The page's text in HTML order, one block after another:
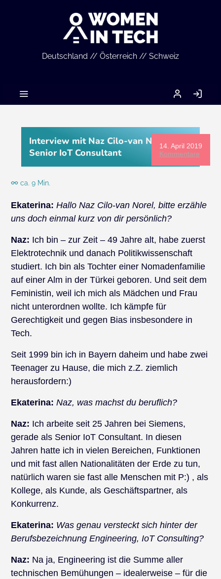
Deutschland // Österreich // Schweiz
MEIN
ACCOUNT
14. April 2019
Kommentare
Interview mit Naz Cilo-van Norel,
Senior IoT Consultant
ca. 9 Min.
Ekaterina: Hallo Naz Cilo-van Norel, bitte erzähle
uns doch einmal kurz von dir persönlich?
Naz: Ich bin – zur Zeit – 49 Jahre alt, habe zuerst
Elektrotechnik und danach Politikwissenschaft
studiert. Ich bin als Tochter einer Nomadenfamilie
auf einer Alm in der Türkei geboren. Und seit dem
Feministin, weil ich mich als Mädchen und Frau
nicht unterordnen wollte. Ich kämpfe für
Gerechtigkeit und gegen Bias insbesondere in
Tech.
Seit 1999 bin ich in Bayern daheim und habe zwei
Teenager zu Hause, die mich z.Z. ziemlich
herausfordern:)
Ekaterina: Naz, was machst du beruflich?
Naz: Ich arbeite seit 25 Jahren bei Siemens,
gerade als Senior IoT Consultant. In diesen
Jahren hatte ich in vielen Bereichen, Funktionen
und mit fast allen Nationalitäten der Erde zu tun,
natürlich waren sie fast alle Menschen mit P:) , als
Kollege, als Kunde, als Geschäftspartner, als
Konkurrenz.
Ekaterina: Was genau versteckt sich hinter der
Berufsbezeichnung Engineering, IoT Consulting?
Naz: Na ja, Engineering ist die Summe aller
technischen Bemühungen – idealerweise – für die